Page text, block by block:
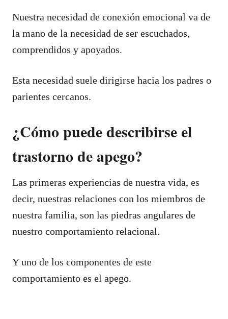
Nuestra necesidad de conexión emocional va de
la mano de la necesidad de ser escuchados,
comprendidos y apoyados.
Esta necesidad suele dirigirse hacia los padres o
parientes cercanos.
¿Cómo puede describirse el
trastorno de apego?
Las primeras experiencias de nuestra vida, es
decir, nuestras relaciones con los miembros de
nuestra familia, son las piedras angulares de
nuestro comportamiento relacional.
Y uno de los componentes de este
comportamiento es el apego.